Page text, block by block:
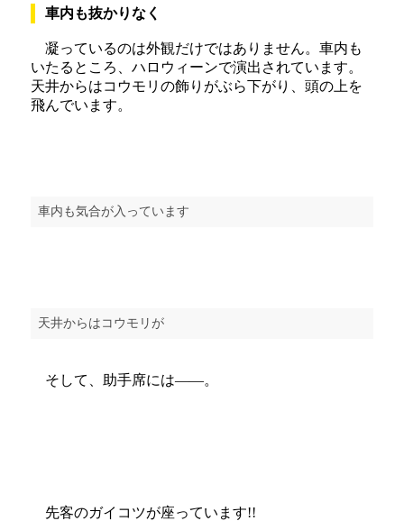
車内も抜かりなく
凝っているのは外観だけではありません。車内も
いたるところ、ハロウィーンで演出されています。
天井からはコウモリの飾りがぶら下がり、頭の上を
飛んでいます。
車内も気合が入っています
天井からはコウモリが
そして、助手席には――。
先客のガイコツが座っています!!